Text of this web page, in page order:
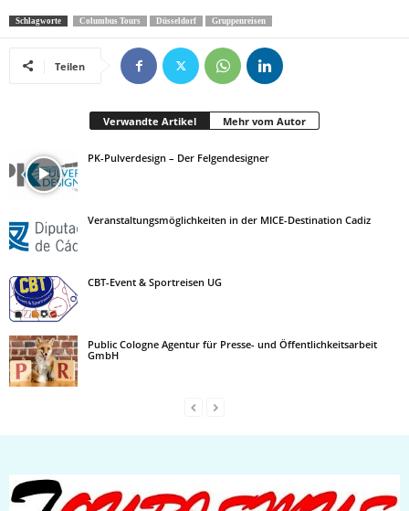
Schlagworte Columbus Tours Düsseldorf Gruppenreisen
Teilen
Verwandte Artikel Mehr vom Autor
PK-Pulverdesign – Der Felgendesigner
Veranstaltungsmöglichkeiten in der MICE-Destination Cadiz
CBT-Event & Sportreisen UG
Public Cologne Agentur für Presse- und Öffentlichkeitsarbeit
GmbH